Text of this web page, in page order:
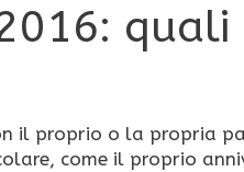
il proprio o la propria
come il proprio